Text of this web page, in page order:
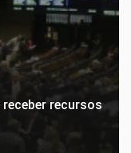
recursos